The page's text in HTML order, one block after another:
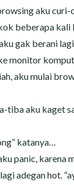
aku curi-
beberapa kali
gak berani
monitor
aku mulai
tiba aku kaget
katanya…
panic, karena
adegan hot.